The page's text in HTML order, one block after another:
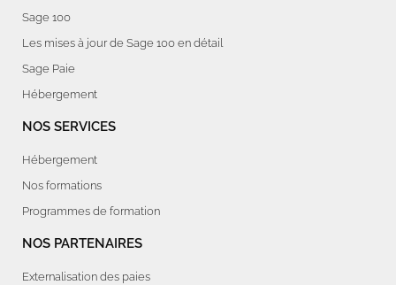
Sage 100
Les mises à jour de Sage 100 en détail
Sage Paie
Hébergement
NOS SERVICES
Hébergement
Nos formations
Programmes de formation
NOS PARTENAIRES
Externalisation des paies